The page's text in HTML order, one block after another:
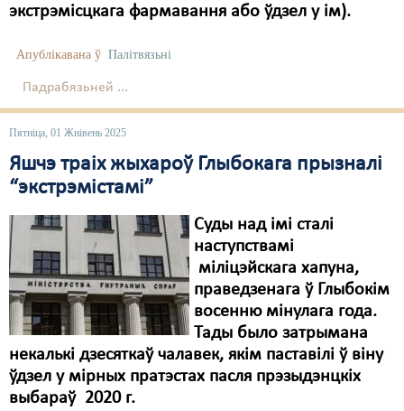
экстрэмісцкага фармавання або ўдзел у ім).
Апублікавана ў Палітвязьні
Падрабязьней ...
Пятніца, 01 Жнівень 2025
Яшчэ траіх жыхароў Глыбокага прызналі
“экстрэмістамі”
Суды над імі сталі
наступствамі
міліцэйскага хапуна,
праведзенага ў Глыбокім
восенню мінулага года.
Тады было затрымана
некалькі дзесяткаў чалавек, якім паставілі ў віну
ўдзел у мірных пратэстах пасля прэзыдэнцкіх
выбараў 2020 г.
Правы працоўных